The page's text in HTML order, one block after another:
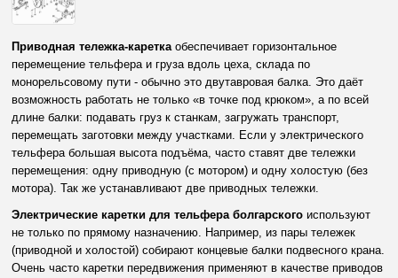
Приводная тележка-кареткаобеспечивает горизонтальное
перемещение тельфера и груза вдоль цеха, склада по
монорельсовому пути - обычно это двутавровая балка. Это даёт
возможность работать не только «в точке под крюком», а по всей
длине балки: подавать груз к станкам, загружать транспорт,
перемещать заготовки между участками. Если у электрического
тельфера большая высота подъёма, часто ставят две тележки
перемещения: одну приводную (с мотором) и одну холостую (без
мотора). Так же устанавливают две приводных тележки.
Электрические каретки для тельфера болгарского используют
не только по прямому назначению. Например, из пары тележек
(приводной и холостой) собирают концевые балки подвесного крана.
Очень часто каретки передвижения применяют в качестве приводов